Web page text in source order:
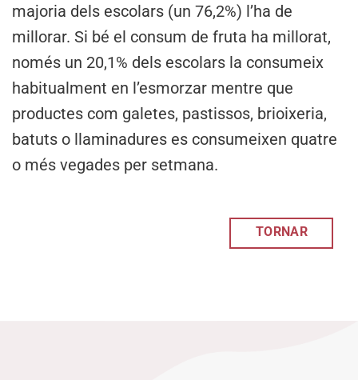
majoria dels escolars (un 76,2%) l’ha de
millorar. Si bé el consum de fruta ha millorat,
només un 20,1% dels escolars la consumeix
habitualment en l’esmorzar mentre que
productes com galetes, pastissos, brioixeria,
batuts o llaminadures es consumeixen quatre
o més vegades per setmana.
TORNAR